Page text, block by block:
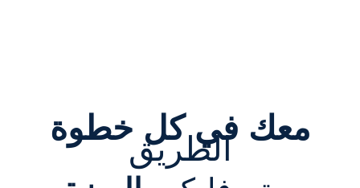
معك في كل خطوة
الطريق